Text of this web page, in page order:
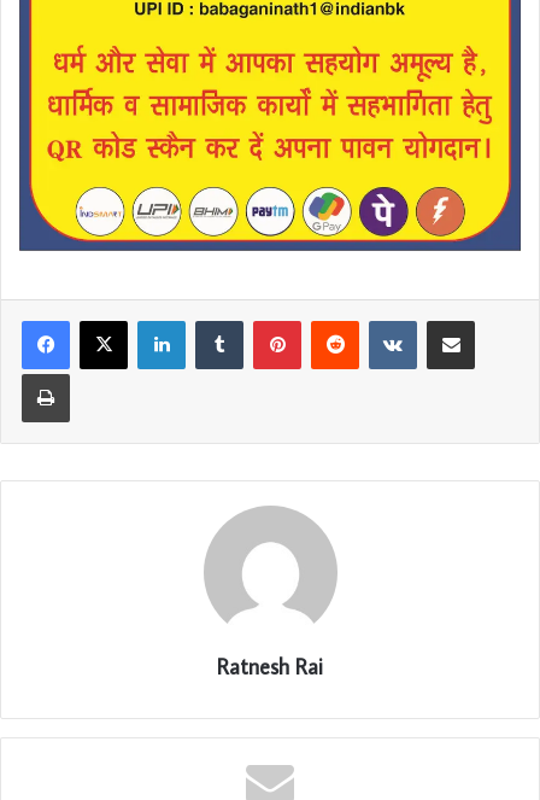
LinkedInTumblr PinterestReddit VKontakteShare via Email
Print
Ratnesh Rai